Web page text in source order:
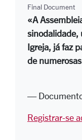
Final Document
«A
sinodalidade,
Igreja, já faz
de
—
Registrar-se